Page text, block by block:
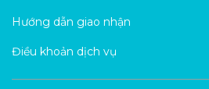
Hướng dẫn giao nhận
Điều khoản dịch vụ